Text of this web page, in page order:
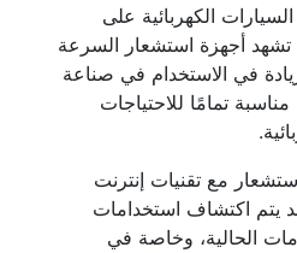
الكهربائية على
أجهزة استشعار السرعة
في الاستخدام في صناعة
مناسبة تمامًا للاحتياجات
مع تقنيات إنترنت
والصناعة 4.0، قد يتم اكتشاف استخدامات
الحالية، وخاصة في